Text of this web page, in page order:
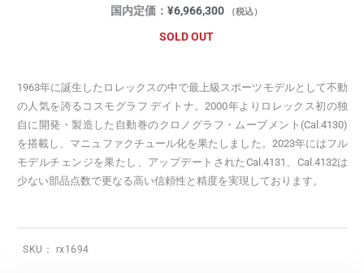
国内定価： ¥6,966,300 （税込）
SOLD OUT
1963年に誕生したロレックスの中で最上級スポーツモデルとして不動
の人気を誇るコスモグラフ デイトナ。2000年よりロレックス初の独
自に開発・製造した自動巻のクロノグラフ・ムーブメント(Cal.4130)
を搭載し、マニュファクチュール化を果たしました。2023年にはフル
モデルチェンジを果たし、アップデートされたCal.4131、Cal.4132は
少ない部品点数で更なる高い信頼性と精度を実現しております。
SKU： rx1694